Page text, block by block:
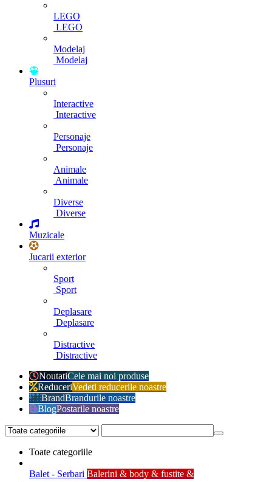
LEGO
LEGO
Modelaj
Modelaj
Plusuri
Interactive
Interactive
Personaje
Personaje
Animale
Animale
Diverse
Diverse
Muzicale
Jucarii exterior
Sport
Sport
Deplasare
Deplasare
Distractive
Distractive
NoutatiCele mai noi produse
ReduceriVedeti reducerile noastre
BrandBrandurile noastre
BlogPostarile noastre
Toate categoriile
Balet - Serbari Balerini & body & fustite &